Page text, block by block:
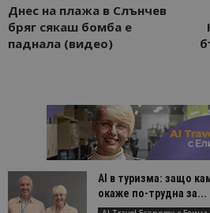
Днес на плажа в Слънчев
бряг сякаш бомба е
паднала (видео)
AI в туризма: защо
окаже по-трудна за...